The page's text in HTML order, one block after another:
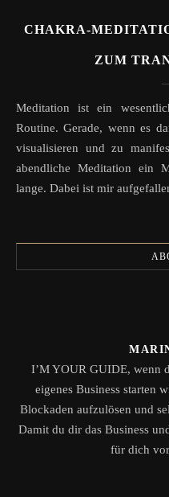
CHAKRA-
ZUM
Meditation ist ein wesentlicher Bestandteil meiner täglichen
Routine. Gerade, wenn es
visualisieren und zu
abendliche Meditation ein
lange. Dabei ist mir
I’M YOUR GUIDE, wenn
eigenes Business starten
Blockaden aufzulösen und
Damit du dir das Business
für dich